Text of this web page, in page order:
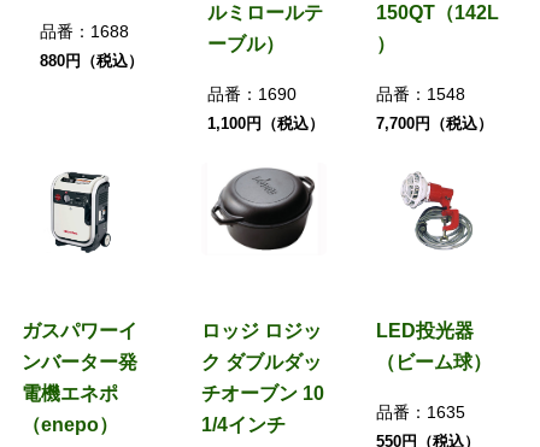
品番： 1688
880円（税込）
ルミロールテ
ーブル）
品番： 1690
1,100円（税込）
150QT（142L
）
品番： 1548
7,700円（税込）
ガスパワーイ
ンバーター発
電機エネポ
（enepo）
ロッジ ロジッ
ク ダブルダッ
チオーブン 10
1/4インチ
LED投光器
（ビーム球）
品番： 1635
550円（税込）